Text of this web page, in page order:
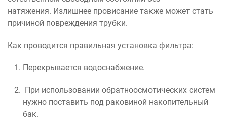
натяжения. Излишнее провисание также может стать
причиной повреждения трубки.
Как проводится правильная установка фильтра:
Перекрывается водоснабжение.
При использовании обратноосмотических систем
нужно поставить под раковиной накопительный
бак.